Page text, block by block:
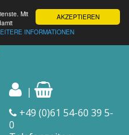
AKZEPTIEREN
Mit
INFORMATIONEN
|
+49 (0)61 54-60 39 5-
0